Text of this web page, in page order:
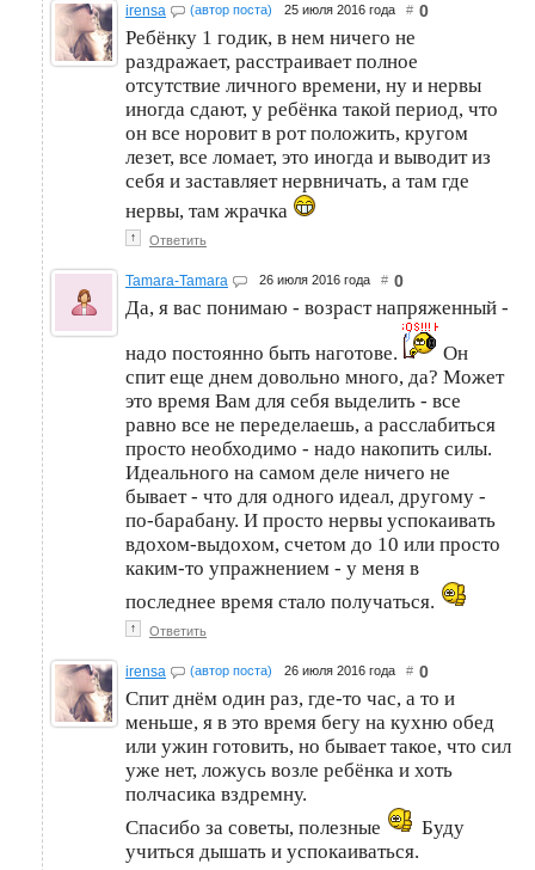
irensa (автор поста) 25 июля 2016 года # 0
Ребёнку 1 годик, в нем ничего не
раздражает, расстраивает полное
отсутствие личного времени, ну и нервы
иногда сдают, у ребёнка такой период, что
он все норовит в рот положить, кругом
лезет, все ломает, это иногда и выводит из
себя и заставляет нервничать, а там где
нервы, там жрачка
↑ Ответить
Tamara-Tamara 26 июля 2016 года # 0
Да, я вас понимаю - возраст напряженный -
надо постоянно быть наготове.
Он
спит еще днем довольно много, да? Может
это время Вам для себя выделить - все
равно все не переделаешь, а расслабиться
просто необходимо - надо накопить силы.
Идеального на самом деле ничего не
бывает - что для одного идеал, другому -
по-барабану. И просто нервы успокаивать
вдохом-выдохом, счетом до 10 или просто
каким-то упражнением - у меня в
последнее время стало получаться.
↑ Ответить
irensa (автор поста) 26 июля 2016 года # 0
Спит днём один раз, где-то час, а то и
меньше, я в это время бегу на кухню обед
или ужин готовить, но бывает такое, что сил
уже нет, ложусь возле ребёнка и хоть
полчасика вздремну.
Спасибо за советы, полезные
Буду
учиться дышать и успокаиваться.